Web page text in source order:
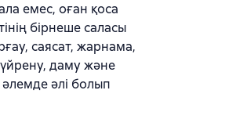
емес, оған қоса
бірнеше саласы
саясат, жарнама,
даму және
әлемде әлі болып